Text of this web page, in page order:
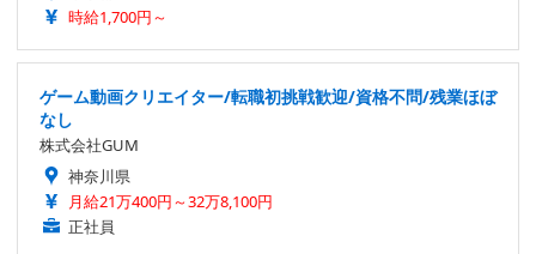
時給1,700円～
ゲーム動画クリエイター/転職初挑戦歓迎/資格不問/残業ほぼ
なし
株式会社GUM
神奈川県
月給21万400円～32万8,100円
正社員